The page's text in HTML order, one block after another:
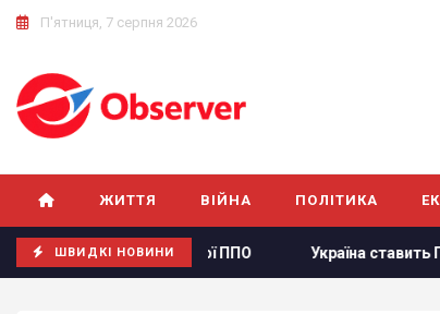
П'ятниця, 7 серпня 2026
ЖИТТЯ ВІЙНА ПОЛІТИКА
ШВИДКІ НОВИНИ
ППО Україна ставить Путіна на